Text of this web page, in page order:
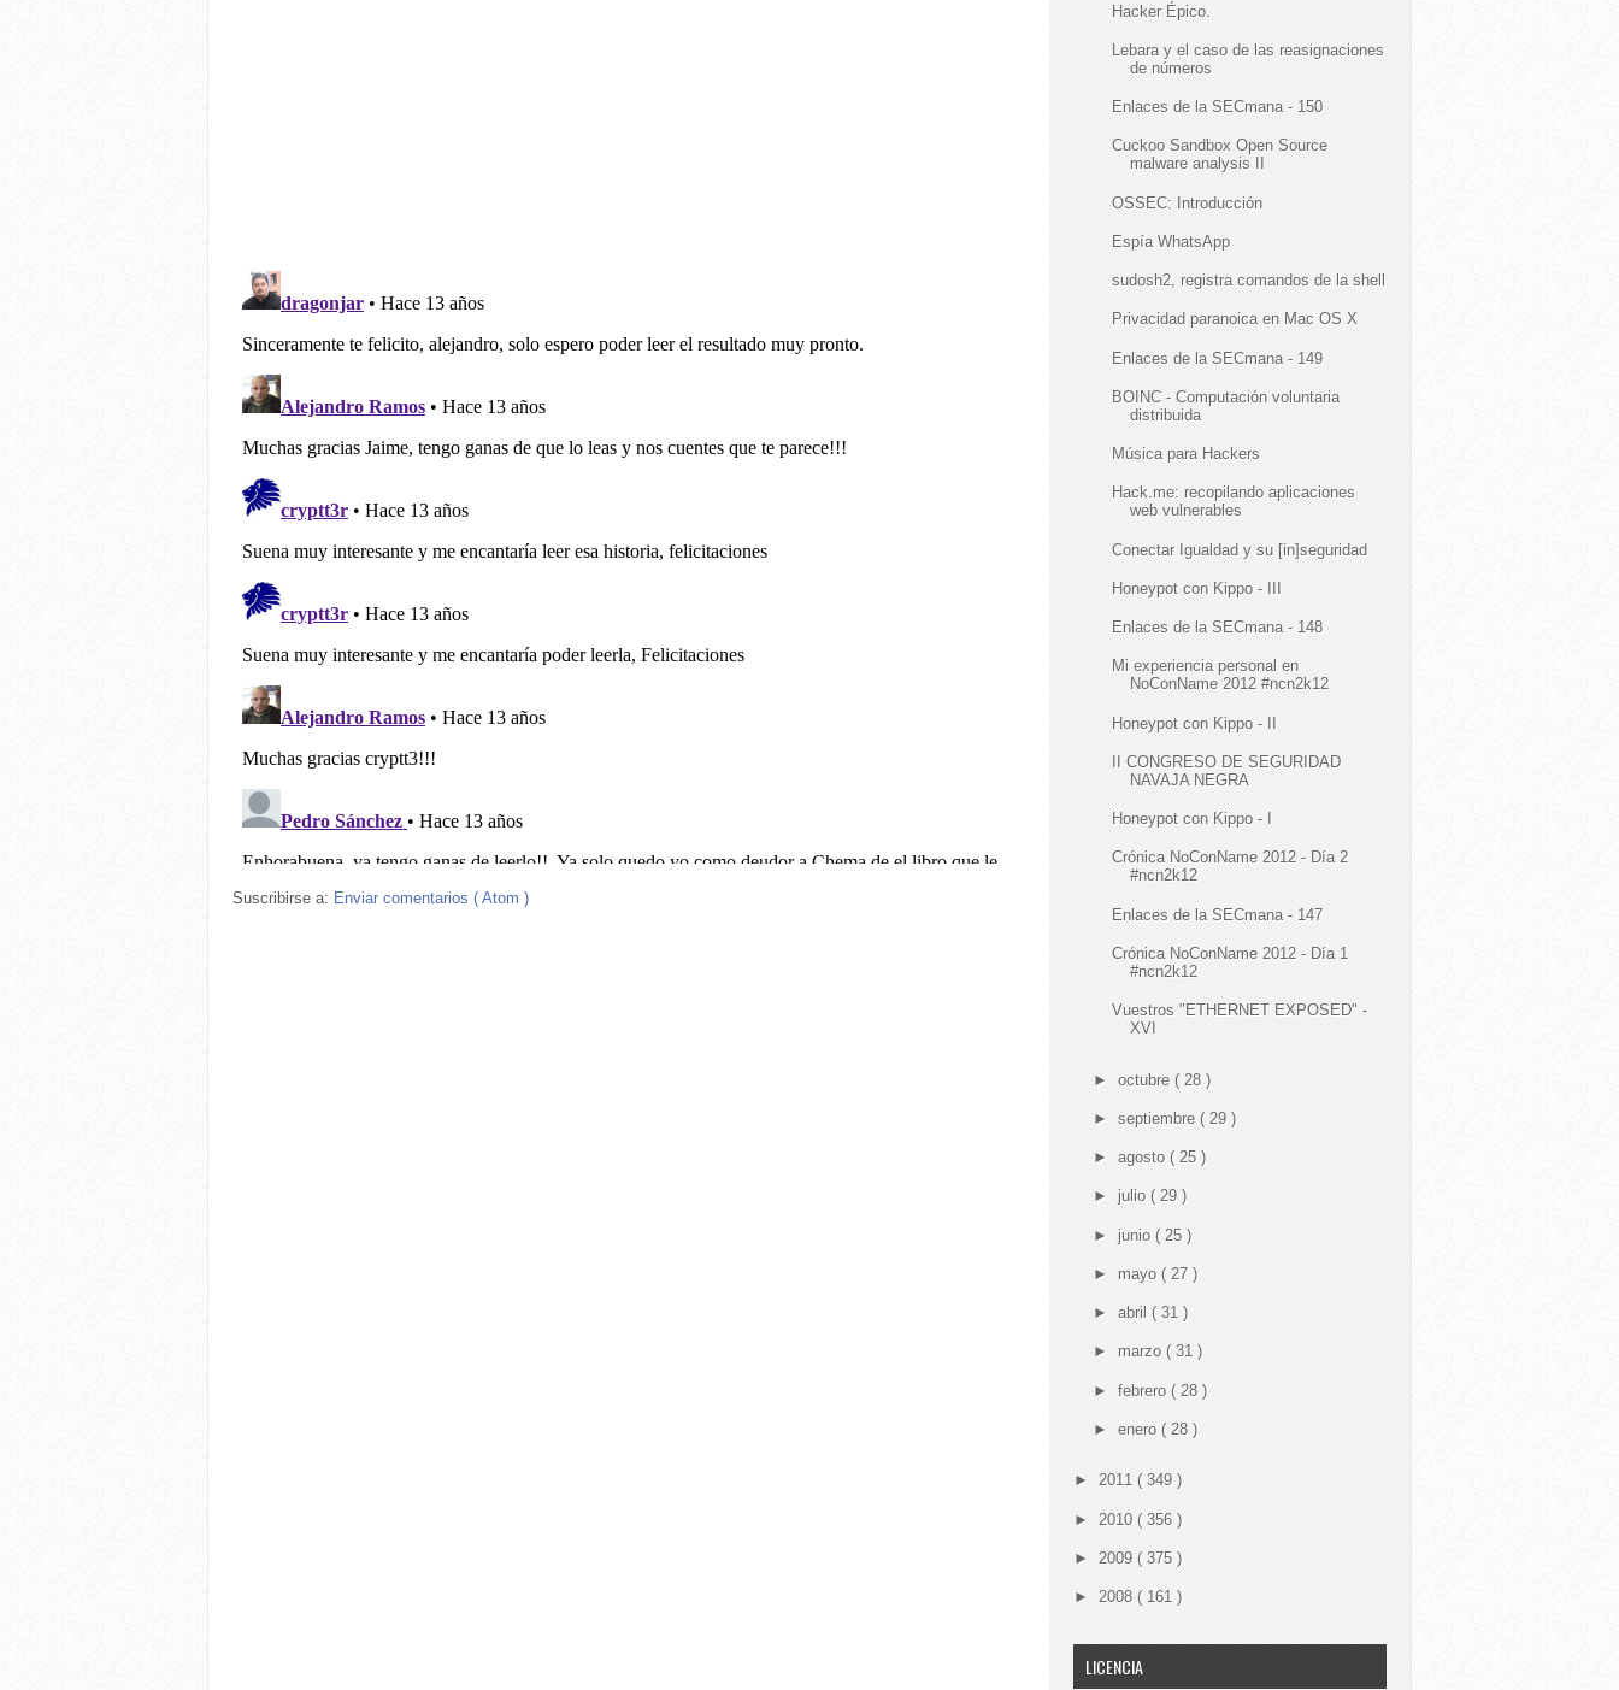
Suscribirse a: Enviar comentarios ( Atom )
Hacker Épico.
Lebara y el caso de las reasignaciones
de números
Enlaces de la SECmana - 150
Cuckoo Sandbox Open Source
malware analysis II
OSSEC: Introducción
Espía WhatsApp
sudosh2, registra comandos de la shell
Privacidad paranoica en Mac OS X
Enlaces de la SECmana - 149
BOINC - Computación voluntaria
distribuida
Música para Hackers
Hack.me: recopilando aplicaciones
web vulnerables
Conectar Igualdad y su [in]seguridad
Honeypot con Kippo - III
Enlaces de la SECmana - 148
Mi experiencia personal en
NoConName 2012 #ncn2k12
Honeypot con Kippo - II
II CONGRESO DE SEGURIDAD
NAVAJA NEGRA
Honeypot con Kippo - I
Crónica NoConName 2012 - Día 2
#ncn2k12
Enlaces de la SECmana - 147
Crónica NoConName 2012 - Día 1
#ncn2k12
Vuestros "ETHERNET EXPOSED" -
XVI
► octubre ( 28 )
► septiembre ( 29 )
► agosto ( 25 )
► julio ( 29 )
► junio ( 25 )
► mayo ( 27 )
► abril ( 31 )
► marzo ( 31 )
► febrero ( 28 )
► enero ( 28 )
► 2011 ( 349 )
► 2010 ( 356 )
► 2009 ( 375 )
► 2008 ( 161 )
LICENCIA